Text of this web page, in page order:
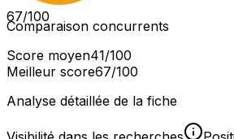
67/100
Comparaison concurrents
Score moyen41/100
Meilleur score67/100
Analyse détaillée de la fiche